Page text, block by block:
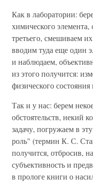
Как в лаборатории:
химического элемента,
третьего, смешиваем
вводим туда еще один
и наблюдаем,
из этого получится:
физического
Так и у нас: берем
обстоятельств, некий
задачу, погружаем в
роль" (термин К. С.
получится, отбросив,
субъективность и
в прологе книги о